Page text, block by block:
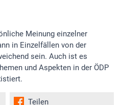
Meinung einzelner
in Einzelfällen von der
sein. Auch ist es
und Aspekten in der ÖDP
Teilen